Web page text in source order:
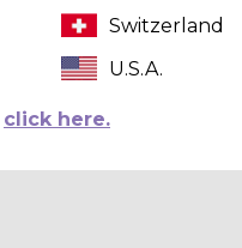
Switzerland
U.S.A.
click here.